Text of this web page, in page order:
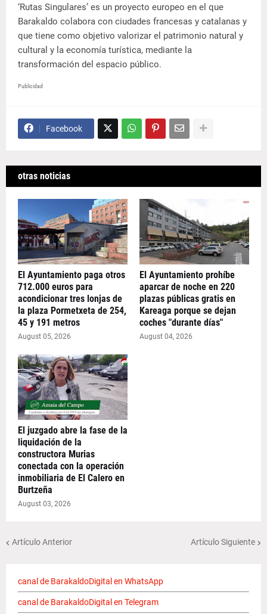
‘Rutas Singulares’ es un proyecto europeo en el que
Barakaldo colabora con ciudades francesas y catalanas y
que tiene como objetivo valorizar el patrimonio natural y
cultural y la economía turística, mediante la
transformación del espacio público.
Publicidad
Facebook
otras noticias
El Ayuntamiento paga otros
712.000 euros para
acondicionar tres lonjas de
la plaza Pormetxeta de 254,
45 y 191 metros
August 05, 2026
El Ayuntamiento prohíbe
aparcar de noche en 220
plazas públicas gratis en
Kareaga porque se dejan
coches "durante días"
August 04, 2026
El juzgado abre la fase de la
liquidación de la
constructora Murias
conectada con la operación
inmobiliaria de El Calero en
Burtzeña
August 03, 2026
Artículo Anterior Artículo Siguiente
canal de BarakaldoDigital en WhatsApp
canal de BarakaldoDigital en Telegram